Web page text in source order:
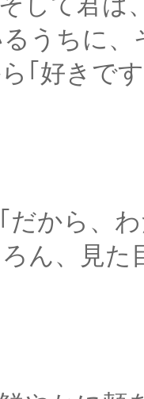
うちに
好きです
しは
ろん、見